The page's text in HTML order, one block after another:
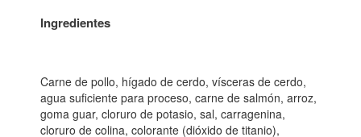
Ingredientes
Carne de pollo, hígado de cerdo, vísceras de cerdo,
agua suficiente para proceso, carne de salmón, arroz,
goma guar, cloruro de potasio, sal, carragenina,
cloruro de colina, colorante (dióxido de titanio),